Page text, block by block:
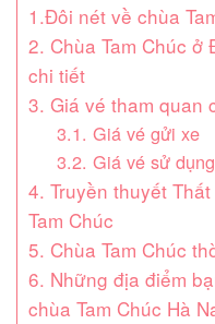
1.Đôi nét về chùa
2. Chùa Tam Chúc
chi tiết
3. Giá vé tham quan
3.1. Giá vé gửi xe
3.2. Giá vé sử
4. Truyền thuyết
Tam Chúc
5. Chùa Tam Chúc
6. Những địa điểm
chùa Tam Chúc Hà